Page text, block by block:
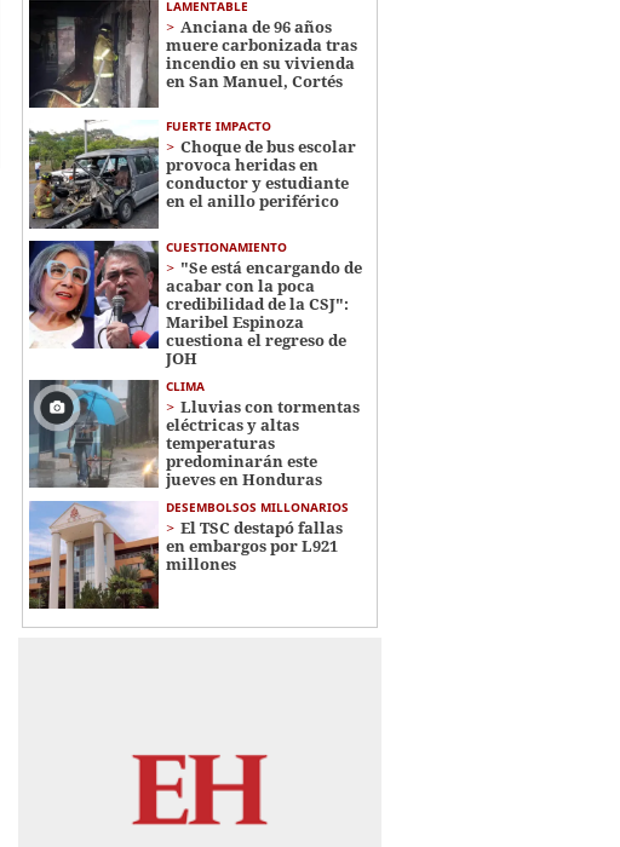
LAMENTABLE
Anciana de 96 años
muere carbonizada tras
incendio en su vivienda
en San Manuel, Cortés
FUERTE IMPACTO
Choque de bus escolar
provoca heridas en
conductor y estudiante
en el anillo periférico
CUESTIONAMIENTO
"Se está encargando de
acabar con la poca
credibilidad de la CSJ":
Maribel Espinoza
cuestiona el regreso de
JOH
CLIMA
Lluvias con tormentas
eléctricas y altas
temperaturas
predominarán este
jueves en Honduras
DESEMBOLSOS MILLONARIOS
El TSC destapó fallas
en embargos por L921
millones